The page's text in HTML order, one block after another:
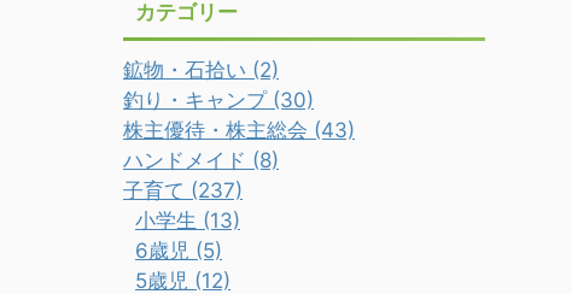
カテゴリー
鉱物・石拾い (2)
釣り・キャンプ (30)
株主優待・株主総会 (43)
ハンドメイド (8)
子育て (237)
小学生 (13)
6歳児 (5)
5歳児 (12)